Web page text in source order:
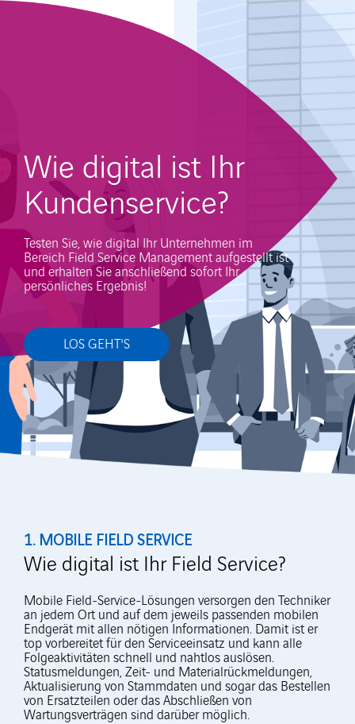
Wie digital ist Ihr
Kundenservice?
Testen Sie, wie digital Ihr Unternehmen im
Bereich Field Service Management aufgestellt ist
und erhalten Sie anschließend sofort Ihr
persönliches Ergebnis!
LOS GEHT'S
1. MOBILE FIELD SERVICE
Wie digital ist Ihr Field Service?
Mobile Field-Service-Lösungen versorgen den Techniker
an jedem Ort und auf dem jeweils passenden mobilen
Endgerät mit allen nötigen Informationen. Damit ist er
top vorbereitet für den Serviceeinsatz und kann alle
Folgeaktivitäten schnell und nahtlos auslösen.
Statusmeldungen, Zeit- und Materialrückmeldungen,
Aktualisierung von Stammdaten und sogar das Bestellen
von Ersatzteilen oder das Abschließen von
Wartungsverträgen sind darüber möglich.